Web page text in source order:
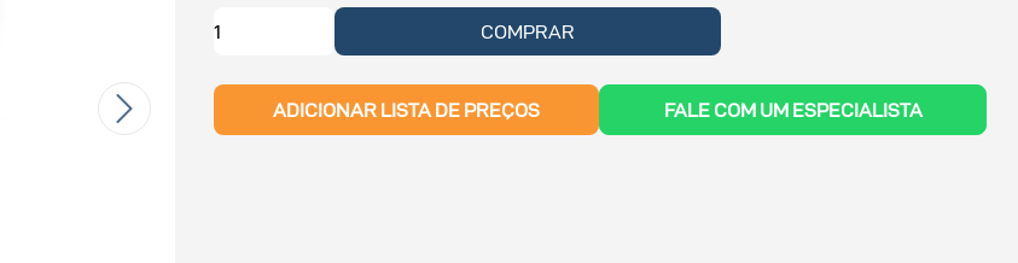
COMPRAR
ADICIONAR LISTA DE PREÇOS FALE COM UM ESPECIALISTA